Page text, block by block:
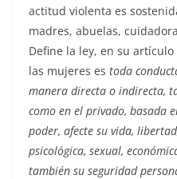
actitud violenta es
madres, abuelas,
Define la ley, en su
las mujeres es toda
manera directa o indirecta,
como en el privado, basada
poder, afecte su vida,
psicológica, sexual,
también su seguridad